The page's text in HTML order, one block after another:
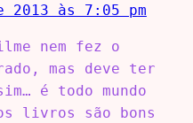
2013 às 7:05 pm
nem fez o
mas deve ter
é todo mundo
livros são bons